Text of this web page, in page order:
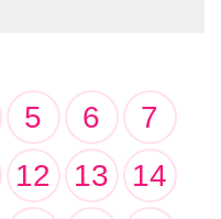
5 6
7
12 13
14